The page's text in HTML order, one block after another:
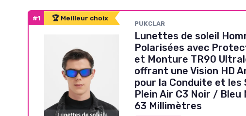
#1 🏆 Meilleur choix
PUKCLAR
Lunettes de soleil
Polarisées avec
et Monture TR90
offrant une Vision HD
pour la Conduite et les
Plein Air C3 Noir / Bleu
63 Millimètres